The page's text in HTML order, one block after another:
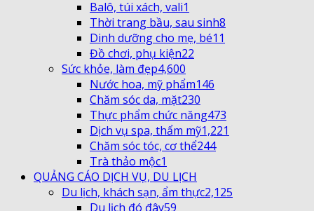
Balô, túi xách, vali1
Thời trang bầu, sau sinh8
Dinh dưỡng cho mẹ, bé11
Đồ chơi, phụ kiện22
Sức khỏe, làm đẹp4,600
Nước hoa, mỹ phẩm146
Chăm sóc da, mặt230
Thực phẩm chức năng473
Dịch vụ spa, thẩm mỹ1,221
Chăm sóc tóc, cơ thể244
Trà thảo mộc1
QUẢNG CÁO DỊCH VỤ, DU LỊCH
Du lịch, khách sạn, ẩm thực2,125
Du lịch đó đây59